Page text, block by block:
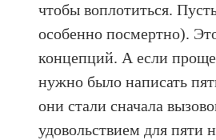
чтобы воплотиться.
особенно посмертно).
концепций. А если
нужно было написать
они стали сначала
удовольствием для пяти